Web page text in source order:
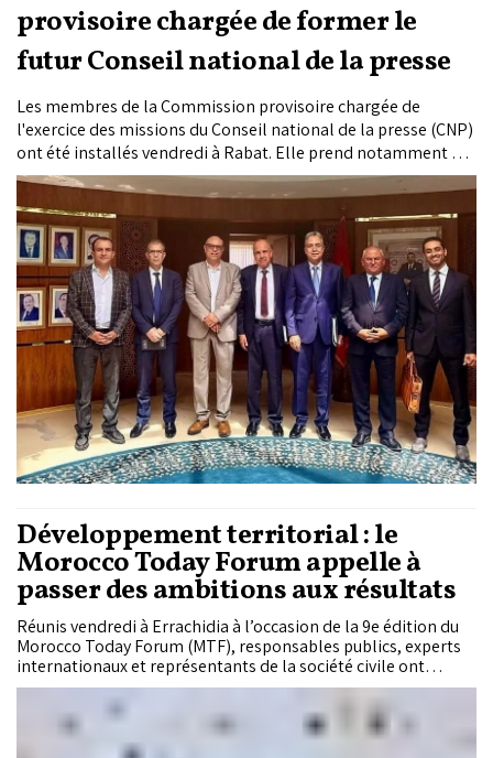
provisoire chargée de former le
futur Conseil national de la presse
Les membres de la Commission provisoire chargée de
l'exercice des missions du Conseil national de la presse (CNP)
ont été installés vendredi à Rabat. Elle prend notamment en
charge la préparation et l'organisation de l'élection des
représentants des journalistes professionnels ainsi que la
désignation des représentants des éditeurs de journaux.
Développement territorial : le
Morocco Today Forum appelle à
passer des ambitions aux résultats
Réunis vendredi à Errachidia à l’occasion de la 9e édition du
Morocco Today Forum (MTF), responsables publics, experts
internationaux et représentants de la société civile ont
débattu des conditions d’une émergence intégrée et
inclusive. Tous ont plaidé pour une nouvelle étape de la
régionalisation, davantage tournée vers les résultats, la
proximité et la réduction des disparités territoriales.